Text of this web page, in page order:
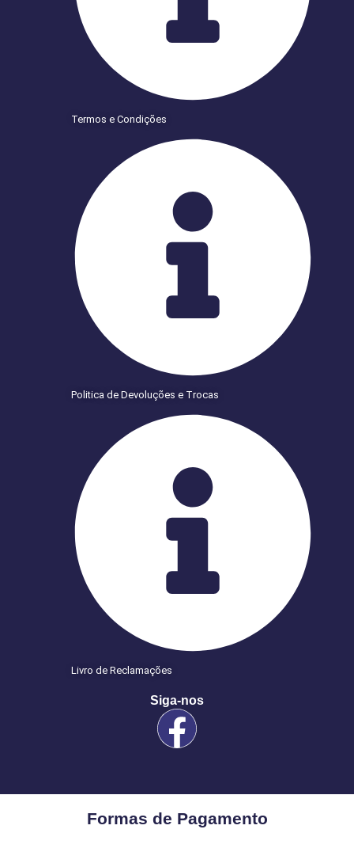
Termos e Condições
Politica de Devoluções e Trocas
Livro de Reclamações
Siga-nos
Formas de Pagamento